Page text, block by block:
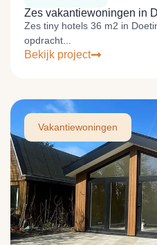
Zes vakantiewoningen in
Zes tiny hotels 36 m2 in
opdracht...
Bekijk project
Vakantiewoningen